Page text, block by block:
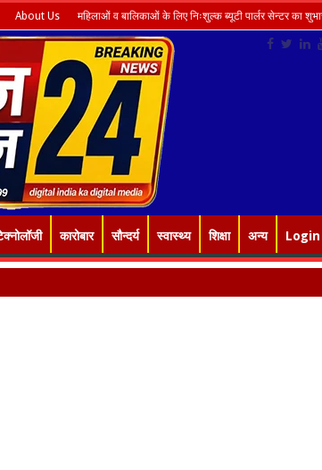
About Us महिलाओं व बालिकाओं के लिए निःशुल्क ब्यूटी पार्लर सेन्टर का
कारोबार सौन्दर्य स्वास्थ्य शिक्षा अन्य Login